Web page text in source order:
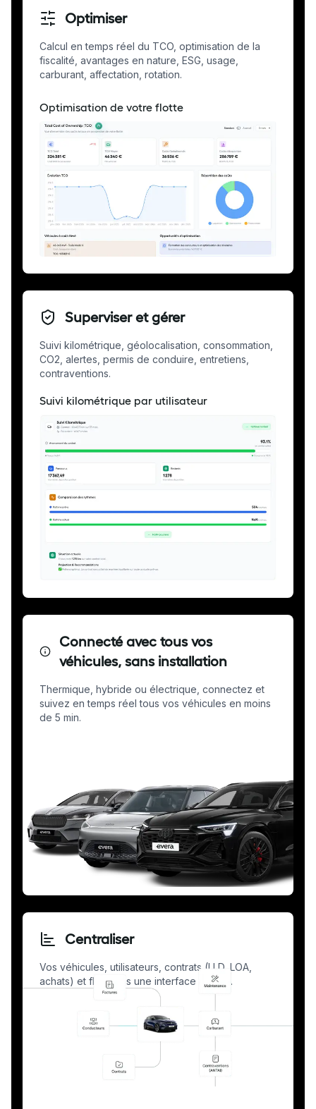
Optimiser
Calcul en temps réel du TCO, optimisation de la
fiscalité, avantages en nature, ESG, usage,
carburant, affectation, rotation.
Optimisation de votre flotte
Superviser et gérer
Suivi kilométrique, géolocalisation, consommation,
CO2, alertes, permis de conduire, entretiens,
contraventions.
Suivi kilométrique par utilisateur
Connecté avec tous vos
véhicules, sans installation
Thermique, hybride ou électrique, connectez et
suivez en temps réel tous vos véhicules en moins
de 5 min.
Centraliser
Vos véhicules, utilisateurs, contrats (LLD, LOA,
achats) et flux dans une interface unique.